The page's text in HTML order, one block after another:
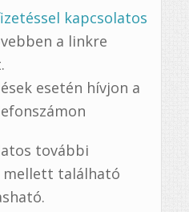
kapcsolatos
a linkre
esetén hívjon a
további
mellett található